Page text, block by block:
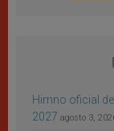
Himno oficial
2027 agosto 3,